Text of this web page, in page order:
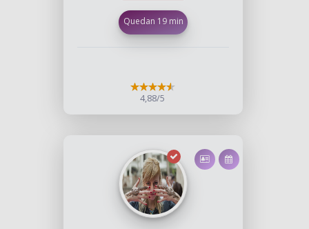
Quedan 19 min
4,88/5